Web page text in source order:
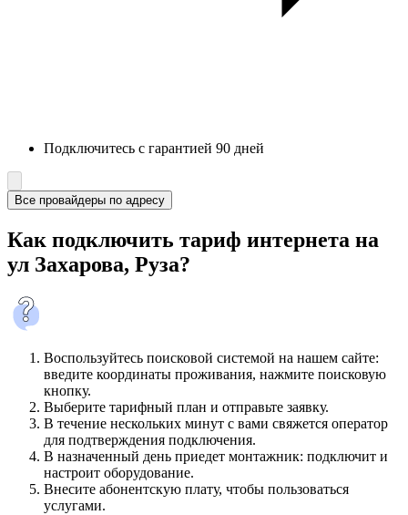
Подключитесь с гарантией 90 дней
Все провайдеры по адресу
Как подключить тариф интернета на
ул Захарова, Руза?
Воспользуйтесь поисковой системой на нашем сайте:
введите координаты проживания, нажмите поисковую
кнопку.
Выберите тарифный план и отправьте заявку.
В течение нескольких минут с вами свяжется оператор
для подтверждения подключения.
В назначенный день приедет монтажник: подключит и
настроит оборудование.
Внесите абонентскую плату, чтобы пользоваться
услугами.